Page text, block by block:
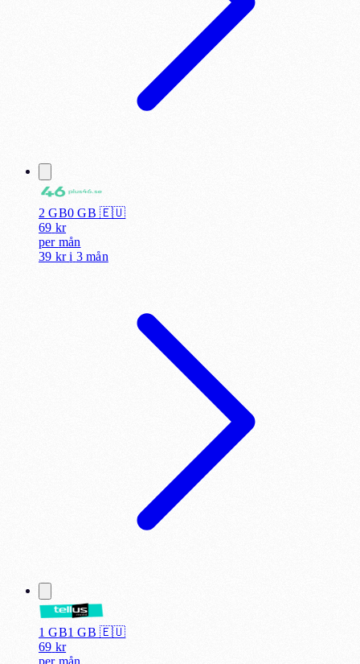
2 GB0 GB 🇪🇺
69 kr
per mån
39 kr i 3 mån
1 GB1 GB 🇪🇺
69 kr
per mån